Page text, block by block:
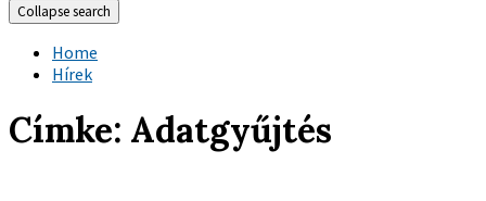
Collapse search
Home
Hírek
Címke: Adatgyűjtés